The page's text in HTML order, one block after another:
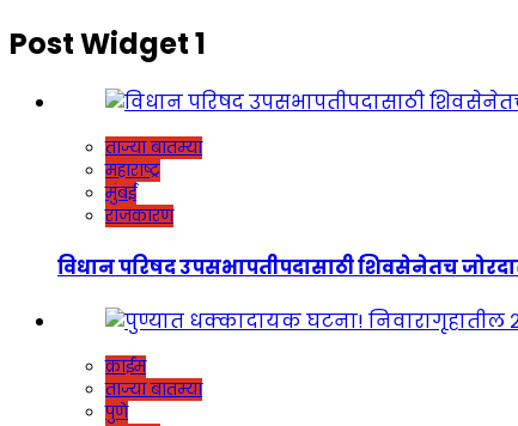
Post Widget 1
ताज्या बातम्या
महाराष्ट्र
मुंबई
राजकारण
विधान परिषद उपसभापतीपदासाठी शिवसेनेतच
क्राईम
ताज्या बातम्या
पुणे